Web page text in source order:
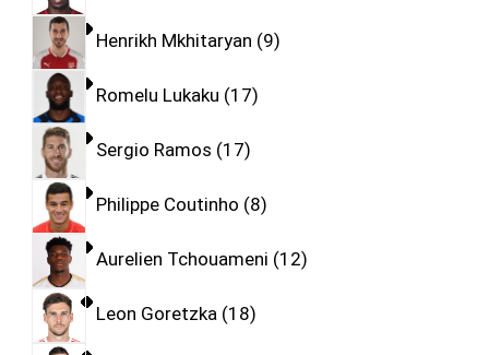
Henrikh Mkhitaryan 9
Romelu Lukaku 17
Sergio Ramos 17
Philippe Coutinho 8
Aurelien Tchouameni 12
Leon Goretzka 18